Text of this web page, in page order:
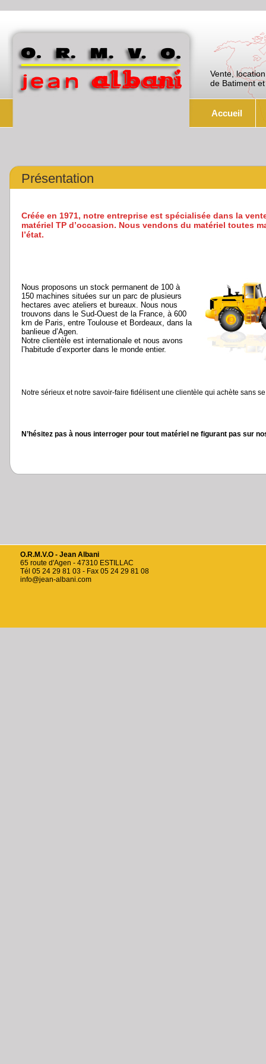
Vente,
de Batiment
Accueil
Présentation
Créée en 1971, notre entreprise est spécialisée dans la
matériel TP d’occasion. Nous vendons du matériel toutes
l’état.
Nous proposons un stock permanent de 100 à
150 machines situées sur un parc de plusieurs
hectares avec ateliers et bureaux. Nous nous
trouvons dans le Sud-Ouest de la France, à 600
km de Paris, entre Toulouse et Bordeaux, dans la
banlieue d’Agen.
Notre clientèle est internationale et nous avons
l’habitude d’exporter dans le monde entier.
Notre sérieux et notre savoir-faire fidélisent une clientèle qui achète sans
N’hésitez pas à nous interroger pour tout matériel ne figurant pas sur
O.R.M.V.O - Jean Albani
65 route d'Agen - 47310 ESTILLAC
Tél 05 24 29 81 03 - Fax 05 24 29 81 08
info@jean-albani.com